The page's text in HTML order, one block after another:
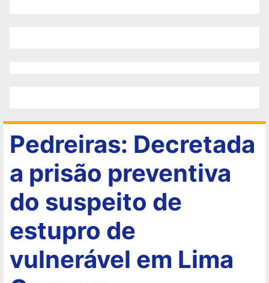
Pedreiras: Decretada
a prisão preventiva
do suspeito de
estupro de
vulnerável em Lima